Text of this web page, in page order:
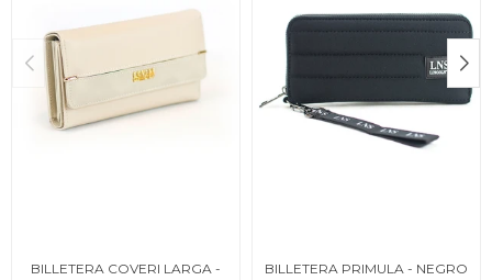
BILLETERA COVERI LARGA -
BILLETERA PRIMULA - NEGRO